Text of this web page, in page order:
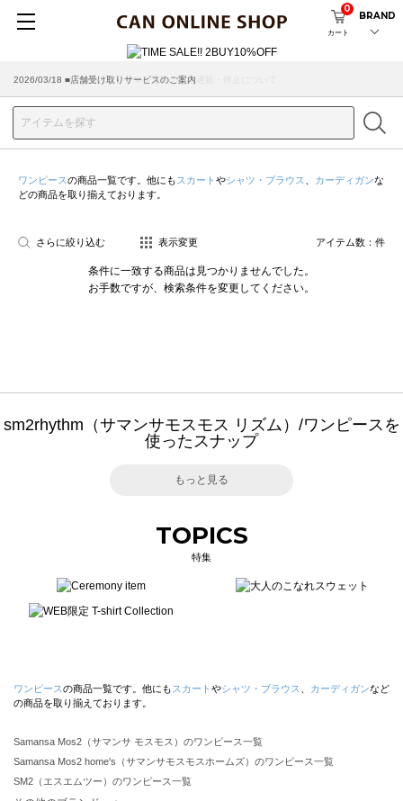
カート
0
BRAND
2026/07/29 ■【お知らせ】ヤマト運輸の配送遅延・停止について
2026/03/18 ■店舗受け取りサービスのご案内
ワンピースの商品一覧です。他にも スカート やシャツ・ブラウス カーディガンな
どの商品を取り揃えております。
さらに絞り込む 表示変更 アイテム数： 件
条件に一致する商品は見つかりませんでした。
お手数ですが、検索条件を変更してください。
sm2rhythm（サマンサモスモス リズム）/ワンピースを
使ったスナップ
もっと見る
TOPICS
特集
ワンピースの商品一覧です。他にも スカート やシャツ・ブラウス カーディガンなど
の商品を取り揃えております。
Samansa Mos2（サマンサ モスモス）のワンピース一覧
Samansa Mos2 home's（サマンサモスモスホームズ）のワンピース一覧
SM2（エスエムツー）のワンピース一覧